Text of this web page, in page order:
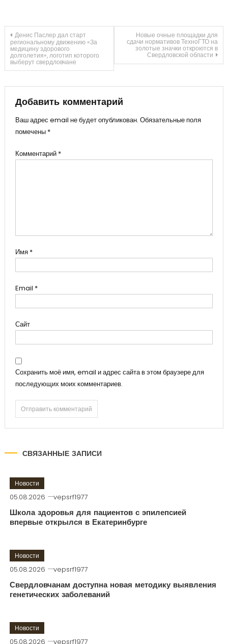
Навигация
по
записям
Денис Паслер дал старт
региональному движению «За
медицину здорового
долголетия», логотип которого
выберут свердловчане
Новые очные площадки для
сдачи нормативов ТехноГТО на
золотые значки откроются в
Свердловской области
Добавить комментарий
Ваш адрес email не будет опубликован. Обязательные поля
помечены *
Комментарий *
Имя *
Email *
Сайт
Сохранить моё имя, email и адрес сайта в этом браузере для
последующих моих комментариев.
СВЯЗАННЫЕ ЗАПИСИ
Новости
05.08.2026 vepsrf1977
Школа здоровья для пациентов с эпилепсией
впервые открылся в Екатеринбурге
Новости
05.08.2026 vepsrf1977
Свердловчанам доступна новая методику выявления
генетических заболеваний
Новости
05.08.2026 vepsrf1977